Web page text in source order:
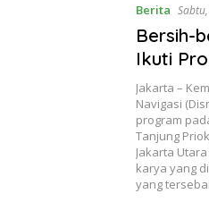
Berita
Bersih-
Ikuti
Jakarta –
Navigasi
program
Tanjung
Jakarta
karya yang
yang